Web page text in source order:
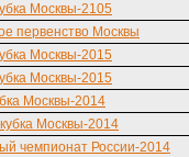
Москвы-2105
первенство Москвы
Москвы-2015
Москвы-2015
Москвы-2014
Москвы-2014
чемпионат России-2014